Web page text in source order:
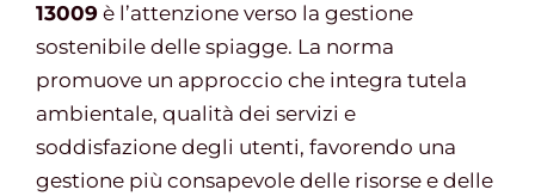
13009 è l’attenzione verso la gestione
sostenibile delle spiagge. La norma
promuove un approccio che integra tutela
ambientale, qualità dei servizi e
soddisfazione degli utenti, favorendo una
gestione più consapevole delle risorse e delle